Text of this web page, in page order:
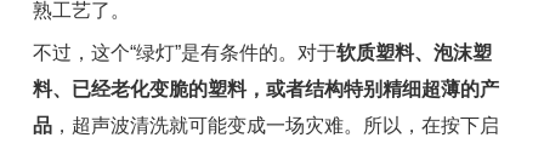
熟工艺了。
不过，这个“绿灯”是有条件的。对于软质塑料、泡沫塑
料、已经老化变脆的塑料，或者结构特别精细超薄的产
品 ，超声波清洗就可能变成一场灾难。所以，在按下启